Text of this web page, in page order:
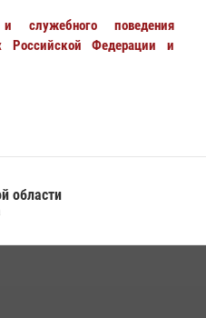
служебного поведения
Российской Федерации и
области